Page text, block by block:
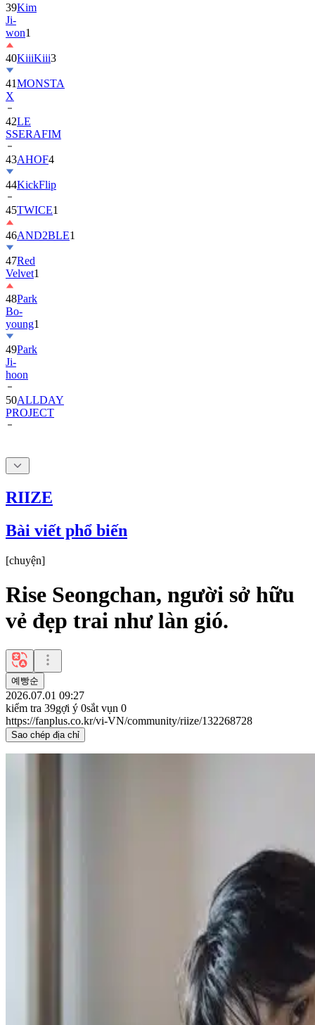
won1
40KiiiKiii
41MONSTA
X
42
SSERAFIM
43AHOF4
44KickFlip
45TWICE1
46AND2BLE
47Red
Velvet
48Park
Bo-
young1
49Park
Ji-
hoon
50ALLDAY
PROJECT
RIIZE
Bài viết phổ biến
[chuyện]
Rise Seongchan, người sở hữu
vẻ đẹp trai như làn gió.
예빵순
2026.07.01 09:27
kiểm tra 39gợi ý 0sắt vụn 0
https://fanplus.co.kr/vi-VN/community/riize/132268728
Sao chép địa chỉ